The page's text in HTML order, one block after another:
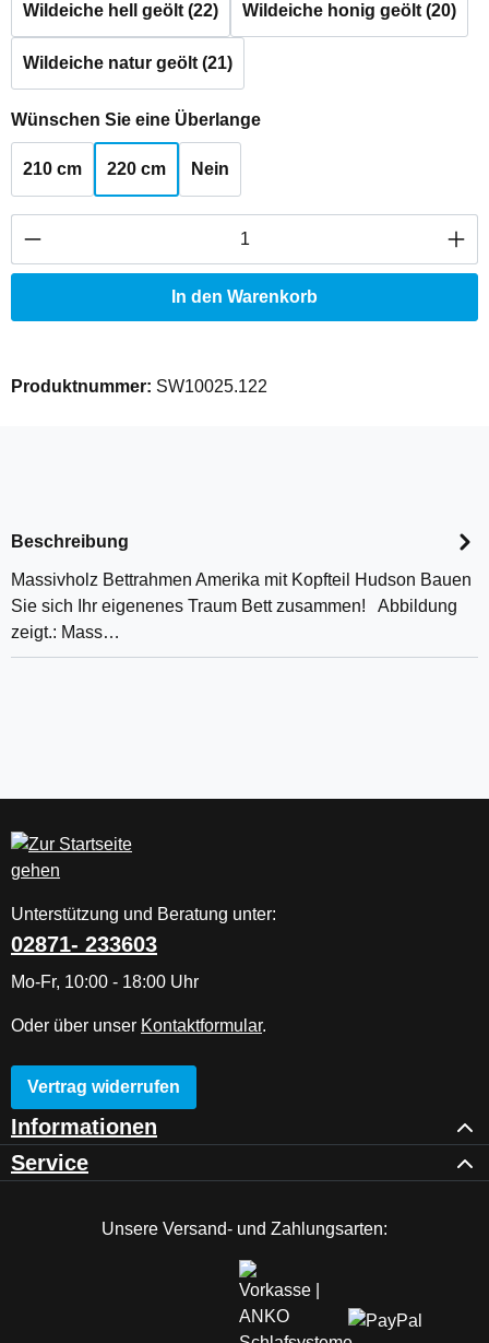
Wildeiche hell geölt (22) Wildeiche honig geölt (20)
Wildeiche natur geölt (21)
Wünschen Sie eine Überlangeauswählen
210 cm 220 cm Nein
Produkt Anzahl: Gib den gewünschten
In den Warenkorb
Produktnummer: SW10025.122
Beschreibung
Massivholz Bettrahmen Amerika mit Kopfteil Hudson Bauen
Sie sich Ihr eigenenes Traum Bett zusammen! Abbildung
zeigt.: Mass…
Unterstützung und Beratung unter:
02871- 233603
Mo-Fr, 10:00 - 18:00 Uhr
Oder über unser Kontaktformular.
Vertrag widerrufen
Informationen
Service
Unsere Versand- und Zahlungsarten: